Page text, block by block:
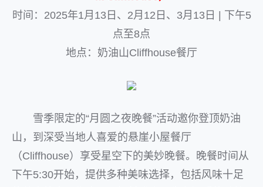
时间：2025年1月13日、2月12日、3月13日 | 下午5
点至8点
地点：奶油山Cliffhouse餐厅
雪季限定的“月圆之夜晚餐”活动邀你登顶奶油
山，到深受当地人喜爱的悬崖小屋餐厅
（Cliffhouse）享受星空下的美妙晚餐。晚餐时间从
下午5:30开始，提供多种美味选择，包括风味十足